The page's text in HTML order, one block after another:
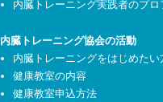
内臓トレーニング実践者のプロ
内臓トレーニング協会の活動
内臓トレーニングをはじめたい
健康教室の内容
健康教室申込方法